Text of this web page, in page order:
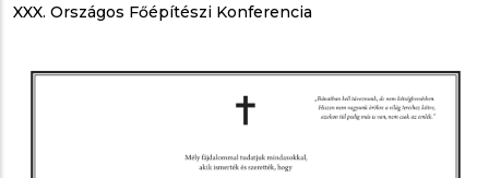
XXX. Országos Főépítészi Konferencia